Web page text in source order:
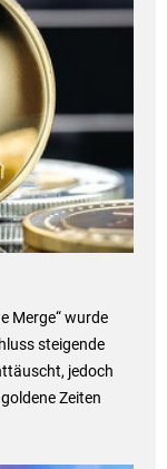
Merge“ wurde
steigende
jedoch
Zeiten